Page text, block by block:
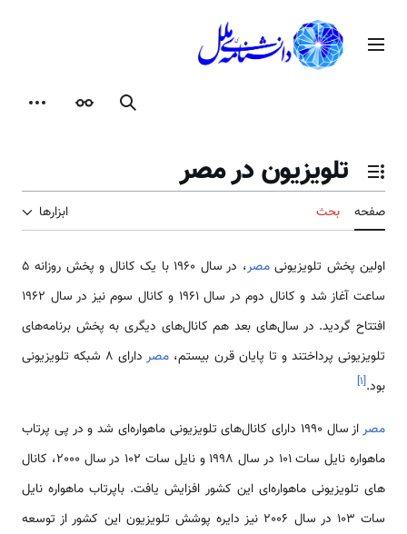
محتوامنوی اصلی
جستجوظاهر
تغییر وضعیت فهرست محتویات
تلویزیون در مصر
صفحه بحث ابزارها
اولین پخش تلویزیونیمصر
، در سال 1960 با یک کانال و پخش روزانه 5
ساعت آغاز شد و کانال دوم در سال 1961 و کانال سوم نیز در سال 1962
افتتاح گردید. در سال­‌های بعد هم کانال‌­های دیگری به پخش برنامه­‌های
تلویزیونی پرداختند و تا پایان قرن بیستم، مصر
دارای 8 شبکه تلویزیونی
بود.[۱]
مصر
از سال 1990 دارای کانال­‌های تلویزیونی ماهواره‌­ای شد و در پی پرتاب
ماهواره نایل سات 101 در سال 1998 و نایل سات 102 در سال 2000، کانال­‌
های تلویزیونی ماهواره‌ای این کشور افزایش یافت. باپرتاب ماهواره نایل
سات 103 در سال 2006 نیز دایره پوشش تلویزیون این کشور از توسعه